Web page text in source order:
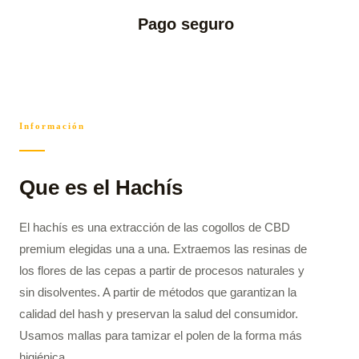
Pago seguro
Información
Que es el Hachís
El hachís es una extracción de las cogollos de CBD
premium elegidas una a una. Extraemos las resinas de
los flores de las cepas a partir de procesos naturales y
sin disolventes. A partir de métodos que garantizan la
calidad del hash y preservan la salud del consumidor.
Usamos mallas para tamizar el polen de la forma más